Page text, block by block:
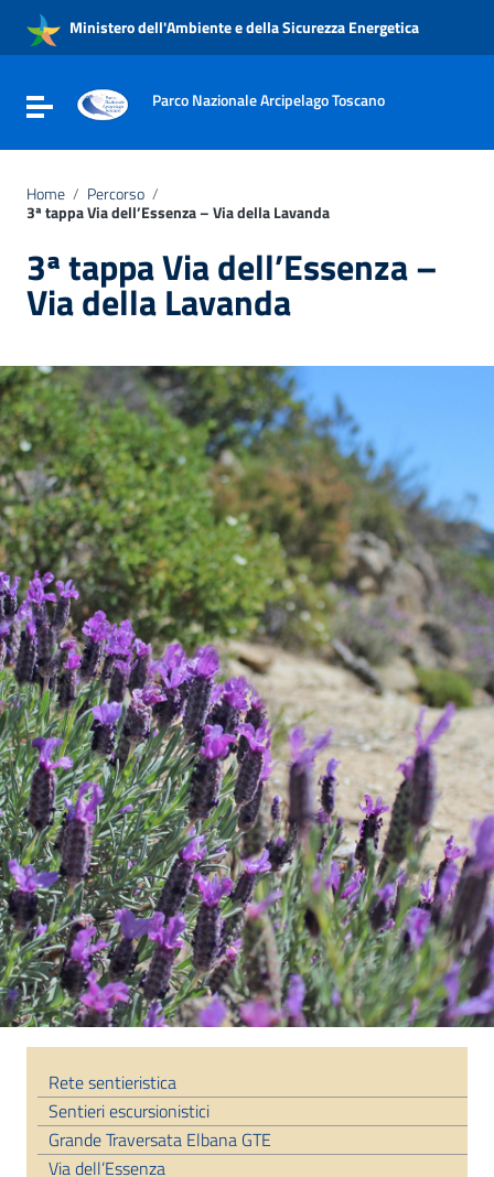
Vai al menu di navigazione
Vai al footer
Ministero dell'Ambiente e della Sicurezza Energetica
Attiva / disattiva la navigazione
Parco Nazionale Arcipelago Toscano
Home / Percorso /
3ª tappa Via dell’Essenza – Via della Lavanda
3ª tappa Via dell’Essenza –
Via della Lavanda
Rete sentieristica
Sentieri escursionistici
Grande Traversata Elbana GTE
Via dell’Essenza